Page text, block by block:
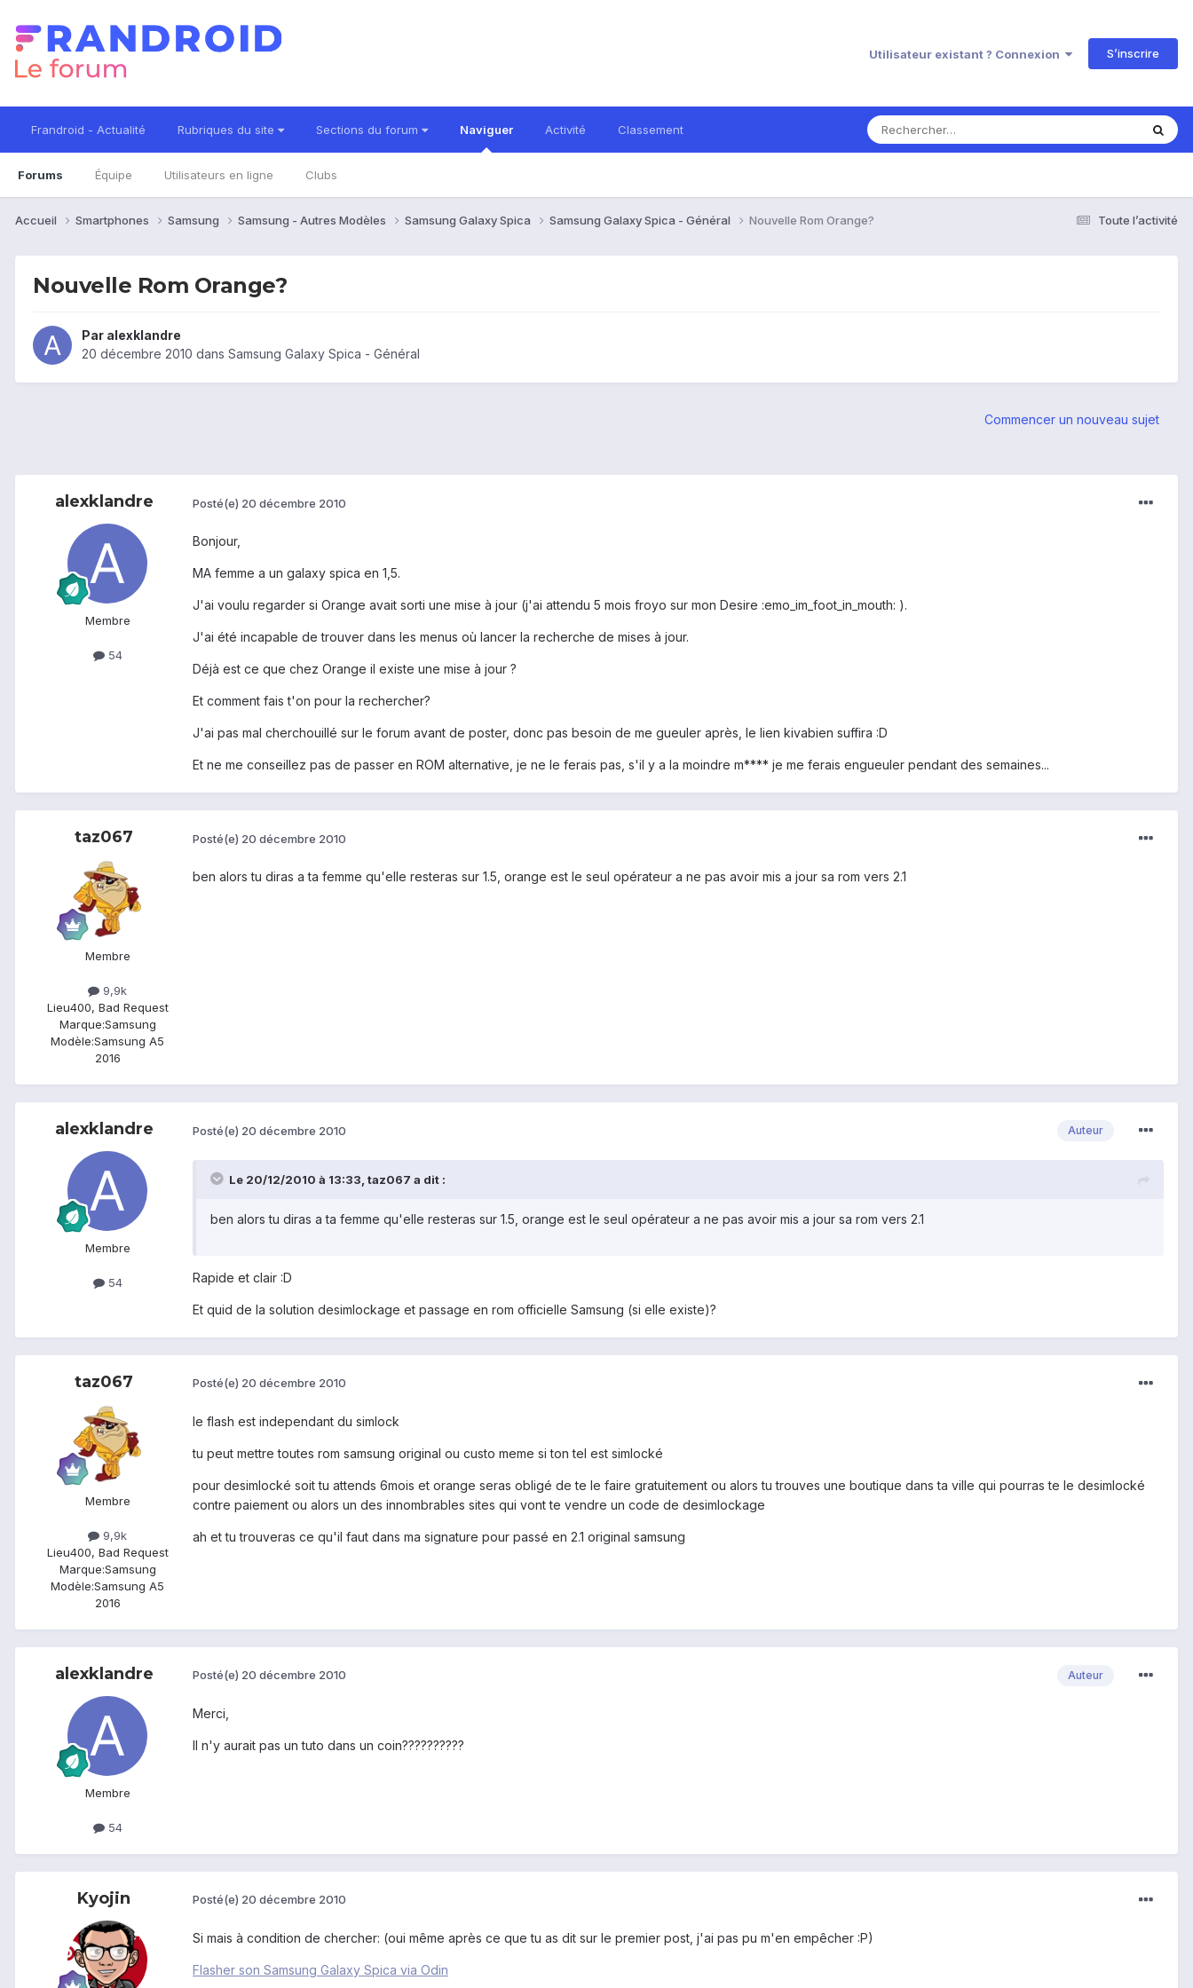
Utilisateur existant ? Connexion S’inscrire
Frandroid - Actualité Rubriques du site Sections du forum Naviguer
Forums Équipe Utilisateurs en ligne Clubs
Activité Classement
Toute l’activité
Accueil Smartphones Samsung Samsung - Autres Modèles Samsung Galaxy Spica Samsung Galaxy Spica - Général Nouvelle Rom Orange?
Nouvelle Rom Orange?
Par alexklandre
20 décembre 2010 dans Samsung Galaxy Spica - Général
Commencer un nouveau sujet
alexklandre
Membre
54
Posté(e) 20 décembre 2010
Bonjour,
MA femme a un galaxy spica en 1,5.
J'ai voulu regarder si Orange avait sorti une mise à jour (j'ai attendu 5 mois froyo sur mon Desire :emo_im_foot_in_mouth: ).
J'ai été incapable de trouver dans les menus où lancer la recherche de mises à jour.
Déjà est ce que chez Orange il existe une mise à jour ?
Et comment fais t'on pour la rechercher?
J'ai pas mal cherchouillé sur le forum avant de poster, donc pas besoin de me gueuler après, le lien kivabien suffira :D
Et ne me conseillez pas de passer en ROM alternative, je ne le ferais pas, s'il y a la moindre m**** je me ferais engueuler pendant des semaines...
taz067
Membre
9,9k
Lieu400, Bad Request
Marque:Samsung
Modèle:Samsung A5
2016
Posté(e) 20 décembre 2010
ben alors tu diras a ta femme qu'elle resteras sur 1.5, orange est le seul opérateur a ne pas avoir mis a jour sa rom vers 2.1
alexklandre
Membre
54
Auteur
Posté(e) 20 décembre 2010
Le 20/12/2010 à 13:33, taz067 a dit :
ben alors tu diras a ta femme qu'elle resteras sur 1.5, orange est le seul opérateur a ne pas avoir mis a jour sa rom vers 2.1
Rapide et clair :D
Et quid de la solution desimlockage et passage en rom officielle Samsung (si elle existe)?
taz067
Membre
9,9k
Lieu400, Bad Request
Marque:Samsung
Modèle:Samsung A5
2016
Posté(e) 20 décembre 2010
le flash est independant du simlock
tu peut mettre toutes rom samsung original ou custo meme si ton tel est simlocké
pour desimlocké soit tu attends 6mois et orange seras obligé de te le faire gratuitement ou alors tu trouves une boutique dans ta ville qui pourras te le desimlocké
contre paiement ou alors un des innombrables sites qui vont te vendre un code de desimlockage
ah et tu trouveras ce qu'il faut dans ma signature pour passé en 2.1 original samsung
alexklandre
Membre
54
Auteur
Posté(e) 20 décembre 2010
Merci,
Il n'y aurait pas un tuto dans un coin??????????
Kyojin Posté(e) 20 décembre 2010
Si mais à condition de chercher: (oui même après ce que tu as dit sur le premier post, j'ai pas pu m'en empêcher :P)
Flasher son Samsung Galaxy Spica via Odin